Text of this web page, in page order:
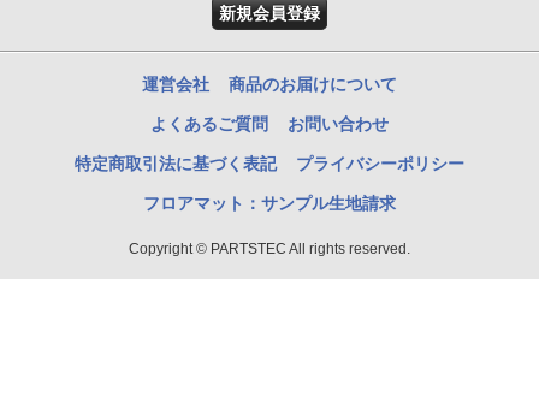
新規会員登録
運営会社 商品のお届けについて
よくあるご質問 お問い合わせ
特定商取引法に基づく表記 プライバシーポリシー
フロアマット：サンプル生地請求
Copyright © PARTSTEC All rights reserved.